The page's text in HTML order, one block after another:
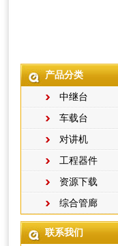
产品分类
中继台
车载台
对讲机
工程器件
资源下载
综合管廊
联系我们